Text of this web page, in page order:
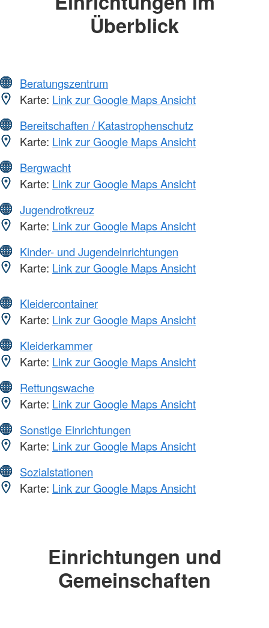
Überblick
Beratungszentrum
Karte: Link zur Google Maps Ansicht
Bereitschaften / Katastrophenschutz
Karte: Link zur Google Maps Ansicht
Bergwacht
Karte: Link zur Google Maps Ansicht
Jugendrotkreuz
Karte: Link zur Google Maps Ansicht
Kinder- und Jugendeinrichtungen
Karte: Link zur Google Maps Ansicht
Kleidercontainer
Karte: Link zur Google Maps Ansicht
Kleiderkammer
Karte: Link zur Google Maps Ansicht
Rettungswache
Karte: Link zur Google Maps Ansicht
Sonstige Einrichtungen
Karte: Link zur Google Maps Ansicht
Sozialstationen
Karte: Link zur Google Maps Ansicht
Einrichtungen und
Gemeinschaften